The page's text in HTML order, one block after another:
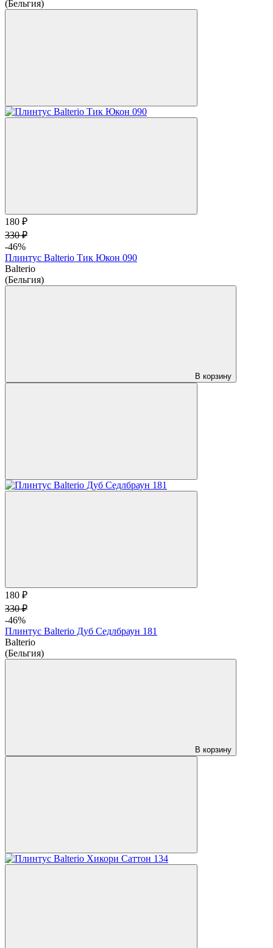
(Бельгия)
180 ₽
330 ₽
-46%
Плинтус Balterio Тик Юкон 090
Balterio
(Бельгия)
В корзину
180 ₽
330 ₽
-46%
Плинтус Balterio Дуб Седлбраун 181
Balterio
(Бельгия)
В корзину